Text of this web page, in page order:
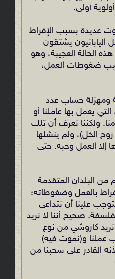
أولى.
عديدة بسبب الإفراط
اليابانيون يشتقون
الحالة العجيبة، وهو
ضغوطات العمل،
ومهزلة حساب عدد
يعمل بها عاملنا أو
ولكننا نعرف أن تلك
الخل)، ولم ينشلها
إلا العمل وحبه. حتى
من البلدان المتقدمة
بالعمل وضغوطاته؛
علينا أن نتداعى
صحيح أننا لا نريد
كاروشي من نوع
عملنا و(نموت فيه)
القادر على سحبنا من